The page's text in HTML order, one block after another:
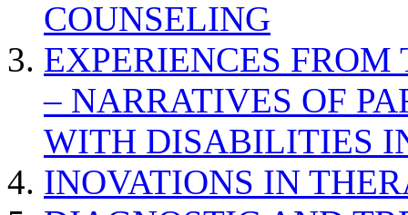
COUNSELING
EXPERIENCES
– NARRATIVES OF
WITH DISABILITIES
INOVATIONS IN